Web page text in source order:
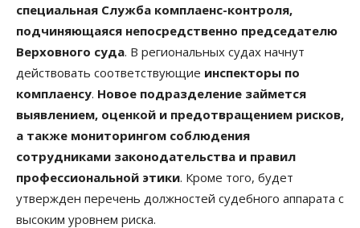
специальная Служба комплаенс-контроля,
подчиняющаяся непосредственно председателю
Верховного суда. В региональных судах начнут
действовать соответствующие инспекторы по
комплаенсу. Новое подразделение займется
выявлением, оценкой и предотвращением рисков,
а также мониторингом соблюдения
сотрудниками законодательства и правил
профессиональной этики. Кроме того, будет
утвержден перечень должностей судебного аппарата с
высоким уровнем риска.